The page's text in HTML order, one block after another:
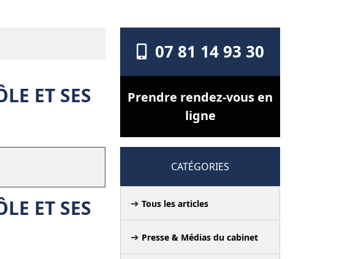
ET SES
ET SES
07 81 14 93 30
Prendre rendez-vous en
ligne
CATÉGORIES
Tous les articles
Presse & Médias du cabinet